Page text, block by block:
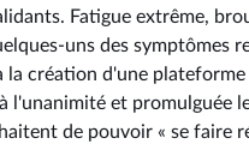
Fatigue extrême,
uns des symptômes
création d'une
l'unanimité et promulguée
de pouvoir « se faire